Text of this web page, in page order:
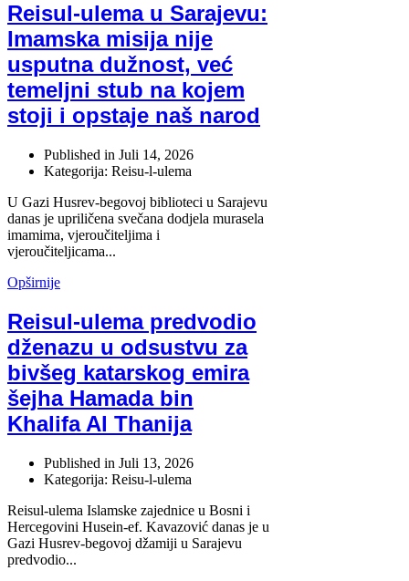
Reisul-ulema u Sarajevu:
Imamska misija nije
usputna dužnost, već
temeljni stub na kojem
stoji i opstaje naš narod
Published in Juli 14, 2026
Kategorija: Reisu-l-ulema
U Gazi Husrev-begovoj biblioteci u Sarajevu
danas je upriličena svečana dodjela murasela
imamima, vjeroučiteljima i
vjeroučiteljicama...
Opširnije
Reisul-ulema predvodio
dženazu u odsustvu za
bivšeg katarskog emira
šejha Hamada bin
Khalifa Al Thanija
Published in Juli 13, 2026
Kategorija: Reisu-l-ulema
Reisul-ulema Islamske zajednice u Bosni i
Hercegovini Husein-ef. Kavazović danas je u
Gazi Husrev-begovoj džamiji u Sarajevu
predvodio...